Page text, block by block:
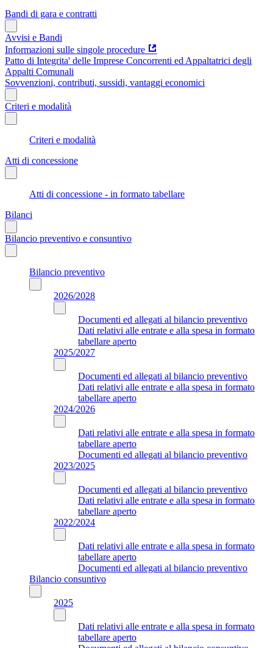
Bandi di gara e contratti
Avvisi e Bandi
Informazioni sulle singole procedure
Patto di Integrita' delle Imprese Concorrenti ed Appaltatrici degli
Appalti Comunali
Sovvenzioni, contributi, sussidi, vantaggi economici
Criteri e modalità
Criteri e modalità
Atti di concessione
Atti di concessione - in formato tabellare
Bilanci
Bilancio preventivo e consuntivo
Bilancio preventivo
2026/2028
Documenti ed allegati al bilancio preventivo
Dati relativi alle entrate e alla spesa in formato
tabellare aperto
2025/2027
Documenti ed allegati al bilancio preventivo
Dati relativi alle entrate e alla spesa in formato
tabellare aperto
2024/2026
Dati relativi alle entrate e alla spesa in formato
tabellare aperto
Documenti ed allegati al bilancio preventivo
2023/2025
Documenti ed allegati al bilancio preventivo
Dati relativi alle entrate e alla spesa in formato
tabellare aperto
2022/2024
Dati relativi alle entrate e alla spesa in formato
tabellare aperto
Documenti ed allegati al bilancio preventivo
Bilancio consuntivo
2025
Dati relativi alle entrate e alla spesa in formato
tabellare aperto